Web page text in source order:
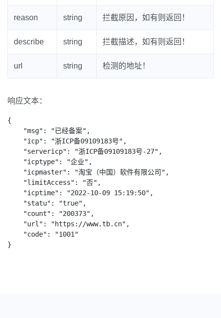
reason string 拦截原因，如有则返回！
describe string 拦截描述，如有则返回！
url string 检测的地址！
响应文本：
{
}